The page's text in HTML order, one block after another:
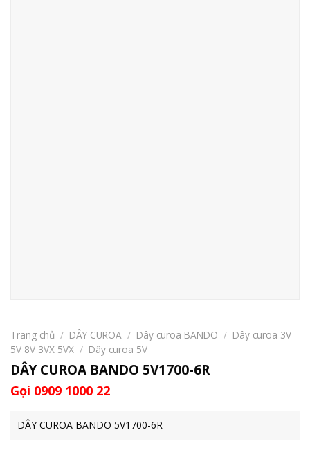
Trang chủ / DÂY CUROA / Dây curoa BANDO / Dây curoa 3V
5V 8V 3VX 5VX / Dây curoa 5V
DÂY CUROA BANDO 5V1700-6R
Gọi 0909 1000 22
DÂY CUROA BANDO 5V1700-6R